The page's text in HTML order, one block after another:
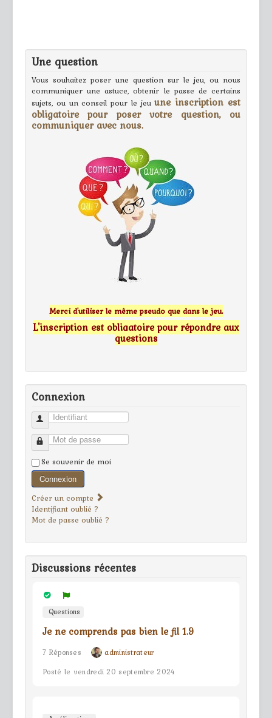
Une question
Vous souhaitez poser une question sur le jeu, ou nous
communiquer une astuce, obtenir le passe de certains
sujets, ou un conseil pour le jeuune inscription est
obligatoire pour poser votre question, ou
communiquer avec nous.
Merci d'utiliser le même pseudo que dans le jeu.
L'inscription est obligatoire pour répondre aux
questions
Connexion
Identifiant
Mot de passe
Se souvenir de moi
Connexion
Créer un compte
Identifiant oublié ?
Mot de passe oublié ?
Discussions récentes
Questions
Je ne comprends pas bien le fil 1.9
7 Réponses
administrateur
Posté le vendredi 20 septembre 2024